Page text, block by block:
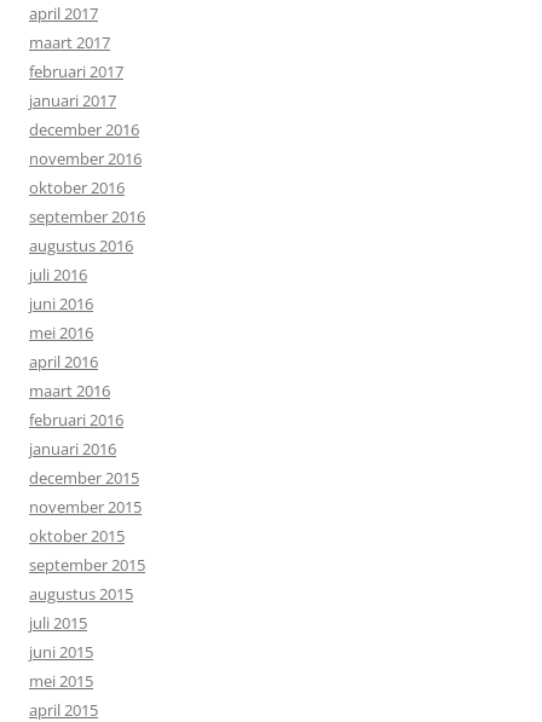
april 2017
maart 2017
februari 2017
januari 2017
december 2016
november 2016
oktober 2016
september 2016
augustus 2016
juli 2016
juni 2016
mei 2016
april 2016
maart 2016
februari 2016
januari 2016
december 2015
november 2015
oktober 2015
september 2015
augustus 2015
juli 2015
juni 2015
mei 2015
april 2015